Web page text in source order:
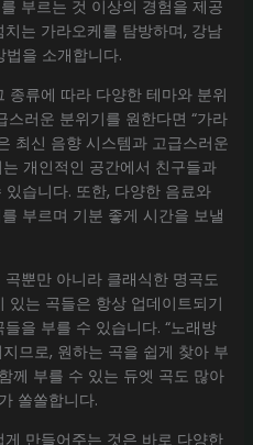
부르는 것 이상의 경험을 제공
는 가라오케를 탐방하며, 강남
을 소개합니다.
종류에 따라 다양한 테마와 분위
러운 분위기를 원한다면 “가라
최신 음향 시스템과 고급스러운
개인적인 공간에서 친구들과
습니다. 또한, 다양한 음료와
부르며 기분 좋게 시간을 보낼
뿐만 아니라 클래식한 명곡도
있는 곡들은 항상 업데이트되기
을 부를 수 있습니다. “노래방
므로, 원하는 곡을 쉽게 찾아 부
께 부를 수 있는 듀엣 곡도 많아
쏠쏠합니다.
만들어주는 것은 바로 다양한